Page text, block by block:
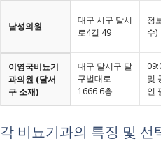
남성의원
대구 서구 달서
로4길 49
정
수)
이영국비뇨기
과의원 (달서
구 소재)
대구 달서구 달
구벌대로
1666 6층
및
인
각 비뇨기과의 특징 및 선